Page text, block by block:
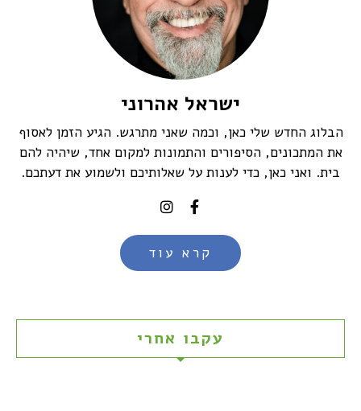
ישראל אהרוני
הבלוג החדש שלי כאן, וכמה שאני מתרגש. הגיע הזמן לאסוף
את המתכונים, הסיפורים והתמונות למקום אחד, שיהיה להם
בית. ואני כאן, כדי לענות על שאלותיכם ולשמוע את דעתכם.
קרא עוד
עקבו אחרי